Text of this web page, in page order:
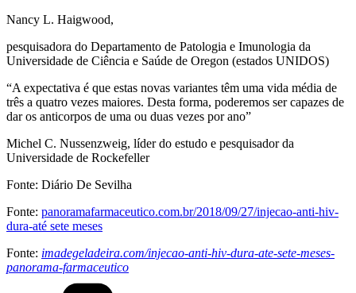
Nancy L. Haigwood,
pesquisadora do Departamento de Patologia e Imunologia da
Universidade de Ciência e Saúde de Oregon (estados UNIDOS)
“A expectativa é que estas novas variantes têm uma vida média de
três a quatro vezes maiores. Desta forma, poderemos ser capazes de
dar os anticorpos de uma ou duas vezes por ano”
Michel C. Nussenzweig, líder do estudo e pesquisador da
Universidade de Rockefeller
Fonte: Diário De Sevilha
Fonte: panoramafarmaceutico.com.br/2018/09/27/injecao-anti-hiv-
dura-até sete meses
Fonte: imadegeladeira.com/injecao-anti-hiv-dura-ate-sete-meses-
panorama-farmaceutico